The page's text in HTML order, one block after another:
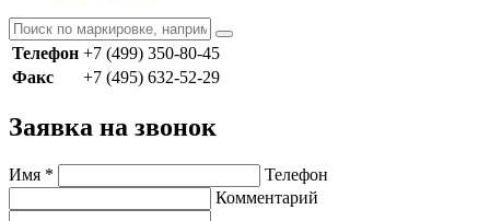
Телефон +7 (499) 350-80-45
Факс
+7 (495) 632-52-29
Заявка на звонок
Имя *
Телефон
Комментарий